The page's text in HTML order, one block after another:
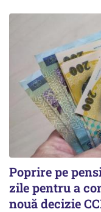
Poprire pe
zile pentru a
nouă decizie